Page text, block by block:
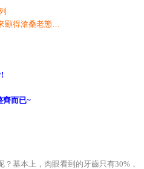
顯得滄桑老態…
齊而已~
基本上，肉眼看到的牙齒只有30%，